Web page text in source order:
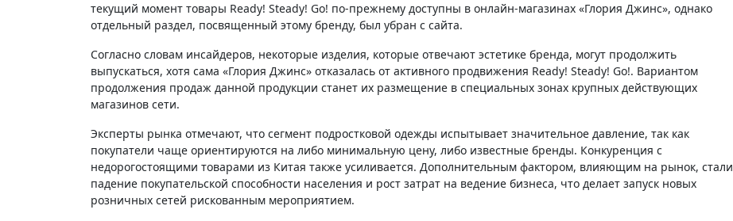
текущий момент товары Ready! Steady! Go! по-прежнему доступны в онлайн-магазинах «Глория Джинс», однако
отдельный раздел, посвященный этому бренду, был убран с сайта.
Согласно словам инсайдеров, некоторые изделия, которые отвечают эстетике бренда, могут продолжить
выпускаться, хотя сама «Глория Джинс» отказалась от активного продвижения Ready! Steady! Go!. Вариантом
продолжения продаж данной продукции станет их размещение в специальных зонах крупных действующих
магазинов сети.
Эксперты рынка отмечают, что сегмент подростковой одежды испытывает значительное давление, так как
покупатели чаще ориентируются на либо минимальную цену, либо известные бренды. Конкуренция с
недорогостоящими товарами из Китая также усиливается. Дополнительным фактором, влияющим на рынок, стали
падение покупательской способности населения и рост затрат на ведение бизнеса, что делает запуск новых
розничных сетей рискованным мероприятием.